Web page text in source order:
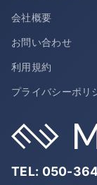
会社概要
お問い合わせ
利用規約
プライバシーポリ
TEL: 050-